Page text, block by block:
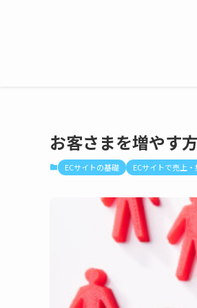
お客さまを増やす
ECサイトの基礎 ECサイトで売上